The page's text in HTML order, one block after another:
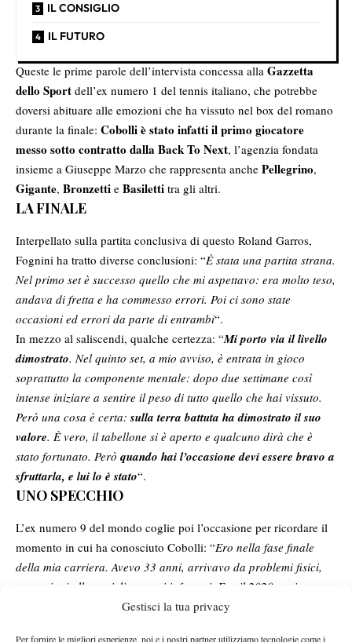
Gestisci la tua privacy
Per fornire le migliori esperienze, noi e i nostri partner utilizziamo tecnologie come i
IL CONSIGLIO
IL FUTURO
Queste le prime parole dell’intervista concessa alla Gazzetta
dello Sport dell’ex numero 1 del tennis italiano, che potrebbe
doversi abituare alle emozioni che ha vissuto nel box del romano
durante la finale: Cobolli è stato infatti il primo giocatore
messo sotto contratto dalla Back To Next, l’agenzia fondata
insieme a Giuseppe Marzo che rappresenta anche Pellegrino,
Gigante, Bronzetti e Basiletti tra gli altri.
LA FINALE
Interpellato sulla partita conclusiva di questo Roland Garros,
Fognini ha tratto diverse conclusioni: “È stata una partita strana.
Nel primo set è successo quello che mi aspettavo: era molto teso,
andava di fretta e ha commesso errori. Poi ci sono state
occasioni ed errori da parte di entrambi“.
In mezzo al saliscendi, qualche certezza: “Mi porto via il livello
dimostrato. Nel quinto set, a mio avviso, è entrata in gioco
soprattutto la componente mentale: dopo due settimane così
intense iniziare a sentire il peso di tutto quello che hai vissuto.
Però una cosa è certa:sulla terra battuta ha dimostrato il suo
valore. È vero, il tabellone si è aperto e qualcuno dirà che è
stato fortunato. Però quando hai l’occasione devi essere bravo a
sfruttarla, e lui lo è stato“.
UNO SPECCHIO
L’ex numero 9 del mondo coglie poi l’occasione per ricordare il
momento in cui ha conosciuto Cobolli: “Ero nella fase finale
della mia carriera. Avevo 33 anni, arrivavo da problemi fisici,
operazioni alla caviglia e tanti infortuni. Era il 2020 e mi
allenavo spesso a Roma con Barazzutti. Lì vedevo anche altri